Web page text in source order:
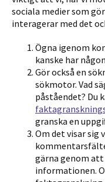
sociala medier som
interagerar med det
Ögna igenom
kanske har
Gör också en
sökmotor. Vad
påståendet? Du
granska en
Om det visar sig
gärna genom att
informationen.